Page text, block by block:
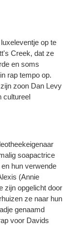
op te
Creek, dat ze
en soms
rap tempo op.
zoon Dan Levy
cultureel
soapactrice
hun verwende
(Annie
zijn opgelicht door
ze naar hun
genaamd
voor Davids